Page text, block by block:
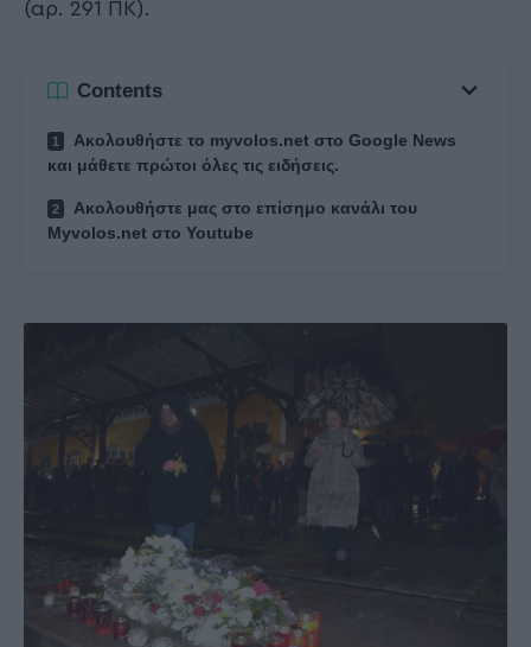
(αρ. 291 ΠΚ).
Contents
Ακολουθήστε το myvolos.net στο Google News
και μάθετε πρώτοι όλες τις ειδήσεις.
Ακολουθήστε μας στο επίσημο κανάλι του
Myvolos.net στο Youtube